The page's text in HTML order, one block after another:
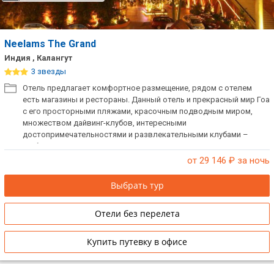
Neelams The Grand
Индия , Калангут
3 звезды
Отель предлагает комфортное размещение, рядом с отелем
есть магазины и рестораны. Данный отель и прекрасный мир Гоа
с его просторными пляжами, красочным подводным миром,
множеством дайвинг-клубов, интересными
достопримечательностями и развлекательными клубами –
любимое место туристов со всего мира.
от 29 146 ₽ за ночь
Выбрать тур
Отели без перелета
Купить путевку в офисе